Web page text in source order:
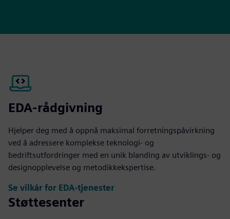
EDA-rådgivning
Hjelper deg med å oppnå maksimal forretningspåvirkning
ved å adressere komplekse teknologi- og
bedriftsutfordringer med en unik blanding av utviklings- og
designopplevelse og metodikkekspertise.
Se vilkår for EDA-tjenester
Støttesenter